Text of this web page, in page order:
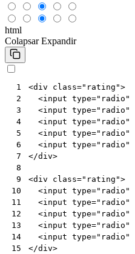
html
Colapsar Expandir
1
2
3
4
5
6
7
8
9
10
11
12
13
14
15
<div class="rating">
<input type="radio"
<input type="radio"
<input type="radio"
<input type="radio"
<input type="radio"
</div>
<div class="rating">
<input type="radio"
<input type="radio"
<input type="radio"
<input type="radio"
<input type="radio"
</div>